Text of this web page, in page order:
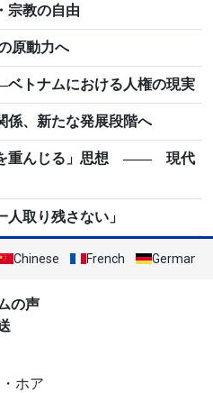
宗教の自由
原動力へ
トナムにおける人権の現実
係、新たな発展段階へ
を重んじる」思想 ―― 現代
人取り残さない」
Chinese French German
の声
ホア